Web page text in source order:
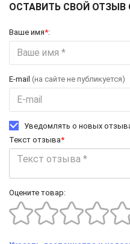
ОСТАВИТЬ СВОЙ ОТЗЫВ
Ваше имя*:
E-mail (на сайте не публикуется)
Уведомлять о новых
Текст отзыва*
Оцените товар: